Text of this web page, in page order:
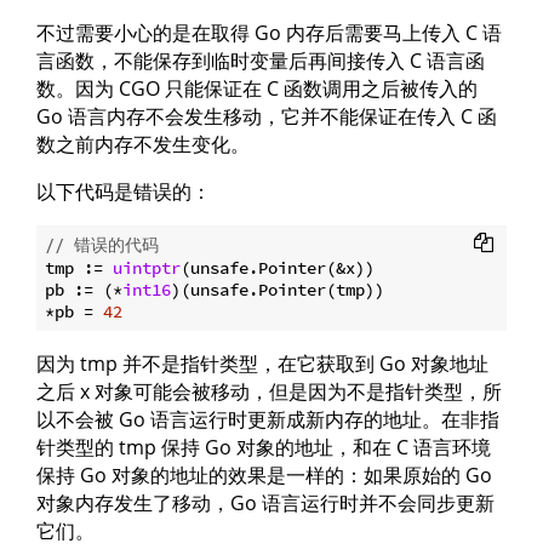
不过需要小心的是在取得 Go 内存后需要马上传入 C 语
言函数，不能保存到临时变量后再间接传入 C 语言函
数。因为 CGO 只能保证在 C 函数调用之后被传入的
Go 语言内存不会发生移动，它并不能保证在传入 C 函
数之前内存不发生变化。
以下代码是错误的：
// 错误的代码
tmp := uintptr(unsafe.Pointer(&x))
pb := (*int16)(unsafe.Pointer(tmp))
*pb = 42
因为 tmp 并不是指针类型，在它获取到 Go 对象地址
之后 x 对象可能会被移动，但是因为不是指针类型，所
以不会被 Go 语言运行时更新成新内存的地址。在非指
针类型的 tmp 保持 Go 对象的地址，和在 C 语言环境
保持 Go 对象的地址的效果是一样的：如果原始的 Go
对象内存发生了移动，Go 语言运行时并不会同步更新
它们。